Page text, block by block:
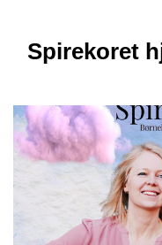
Spirekoret